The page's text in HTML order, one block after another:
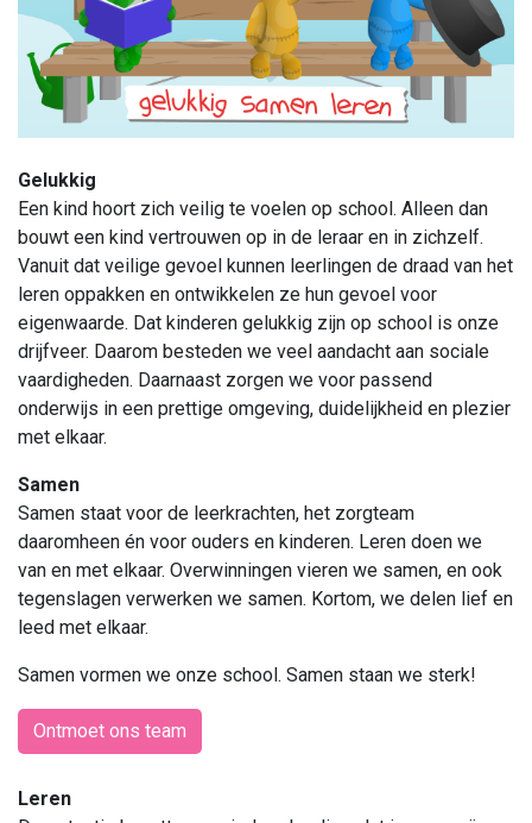
Gelukkig
Een kind hoort zich veilig te voelen op school. Alleen dan
bouwt een kind vertrouwen op in de leraar en in zichzelf.
Vanuit dat veilige gevoel kunnen leerlingen de draad van het
leren oppakken en ontwikkelen ze hun gevoel voor
eigenwaarde. Dat kinderen gelukkig zijn op school is onze
drijfveer. Daarom besteden we veel aandacht aan sociale
vaardigheden. Daarnaast zorgen we voor passend
onderwijs in een prettige omgeving, duidelijkheid en plezier
met elkaar.
Samen
Samen staat voor de leerkrachten, het zorgteam
daaromheen én voor ouders en kinderen. Leren doen we
van en met elkaar. Overwinningen vieren we samen, en ook
tegenslagen verwerken we samen. Kortom, we delen lief en
leed met elkaar.
Samen vormen we onze school. Samen staan we sterk!
Ontmoet ons team
Leren